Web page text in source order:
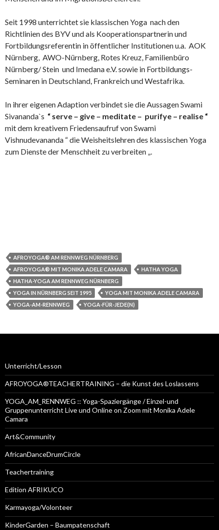
Seit 1998 unterrichtet sie klassischen Yoga nach den
Richtlinien des BYV und als Kooperationspartnerin und
Fortbildungsreferentin in öffentlicher Institutionen u.a. AOK
Nürnberg, AWO-Nürnberg, Rotes Kreuz, Familienbüro
Nürnberg/ Stein und Imedana e.V. sowie in Fortbildungs-
Seminaren in Deutschland, Frankreich und Westafrika.
In ihrer eigenen Adaption verbindet sie die Aussagen Swami
Sivananda`s “ serve – give – meditate – purifye – realise “
mit dem kreativem Friedensaufruf von Swami
Vishnudevananda “ die Weisheitslehren des klassischen Yoga
zum Dienste der Menschheit zu verbreiten „.
AFROYOGA® AM RENNWEG NÜRNBERG
AFROYOGA® MIT MONIKA ADELE CAMARA
HATHA YOGA
HATHA-YOGA AM RENNWEG NÜRNBERG
YOGA IN NÜRNBERG SEIT 1995
YOGA MIT MONIKA ADELE CAMARA
YOGA-AM-RENNWEG
YOGA-FÜR-JEDE(N)
Unterricht/Lesson
AFROYOGA®TEACHERTRAINING – die Kunst des Loslassens
YOGA_AM_RENNWEG :: Yoga-Spaziergänge / Einzel-und
Gruppenunterricht Live und Online on Zoom mit Monika Adele
Camara
Art&Community
AfricanDanceDrumCircle
Teachertraining
Edition AFRIKUCO
Karmayoga/Volonteer
KinderGarden – Baumpatenschaft